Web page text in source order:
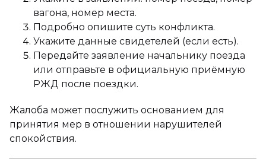
вагона, номер места.
Подробно опишите суть конфликта.
Укажите данные свидетелей (если есть).
Передайте заявление начальнику поезда
или отправьте в официальную приёмную
РЖД после поездки.
Жалоба может послужить основанием для
принятия мер в отношении нарушителей
спокойствия.